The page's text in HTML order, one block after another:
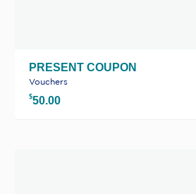
PRESENT COUPON
Vouchers
$50.00